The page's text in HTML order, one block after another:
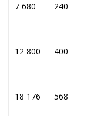
7 680 240
12 800 400
18 176 568